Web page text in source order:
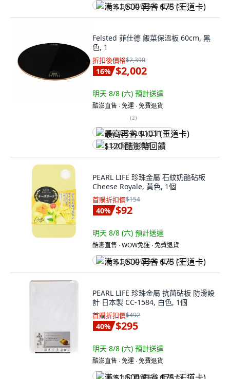
满 $1,500 再省 $75 (王道卡)
Felsted 菲仕德 飯菜保溫板 60cm, 黑
色, 1
折扣後價格$2,390
16% $2,002
明天 8/8 (六) 預計送達
酷澎直售 ∙ 免運 ∙ 免費退貨
(2)
最高再省 $101 (王道卡)
$120 酷澎幣回饋
PEARL LIFE 珍珠金屬 石紋奶酪砧板
Cheese Royale, 黃色, 1個
首購折扣價$154
40% $92
明天 8/8 (六) 預計送達
酷澎直售 ∙ WOW免運 ∙ 免費退貨
满 $1,500 再省 $75 (王道卡)
PEARL LIFE 珍珠金屬 抗菌砧板 防滑設
計 日本製 CC-1584, 白色, 1個
首購折扣價$492
40% $295
明天 8/8 (六) 預計送達
酷澎直售 ∙ 免運 ∙ 免費退貨
满 $1,500 再省 $75 (王道卡)